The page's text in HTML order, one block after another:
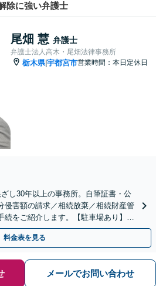
除に強い弁護士
尾畑 慧 弁護士
弁護士法人高木・尾畑法律事務所
栃木県|宇都宮市営業時間：本日定休日
し30年以上の事務所。自筆証書・公
侵害額の請求／相続放棄／相続財産管
をご紹介します。【駐車場あり】
料金表を見る
メールでお問い合わせ